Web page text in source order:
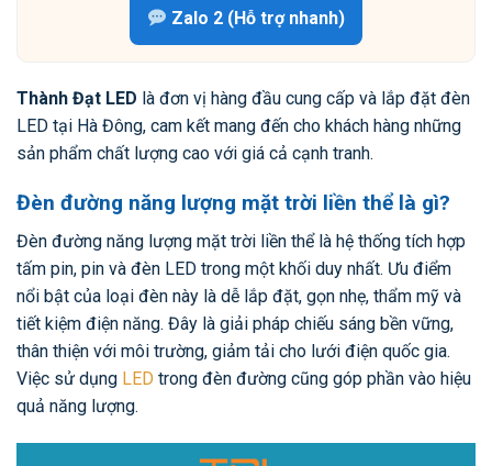
Zalo 2 (Hỗ trợ nhanh)
Thành Đạt LED là đơn vị hàng đầu cung cấp và lắp đặt đèn
LED tại Hà Đông, cam kết mang đến cho khách hàng những
sản phẩm chất lượng cao với giá cả cạnh tranh.
Đèn đường năng lượng mặt trời liền thể là gì?
Đèn đường năng lượng mặt trời liền thể là hệ thống tích hợp
tấm pin, pin và đèn LED trong một khối duy nhất. Ưu điểm
nổi bật của loại đèn này là dễ lắp đặt, gọn nhẹ, thẩm mỹ và
tiết kiệm điện năng. Đây là giải pháp chiếu sáng bền vững,
thân thiện với môi trường, giảm tải cho lưới điện quốc gia.
Việc sử dụng LED trong đèn đường cũng góp phần vào hiệu
quả năng lượng.